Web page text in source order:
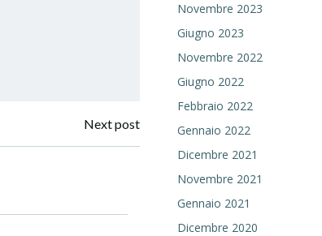
Next post
Novembre 2023
Giugno 2023
Novembre 2022
Giugno 2022
Febbraio 2022
Gennaio 2022
Dicembre 2021
Novembre 2021
Gennaio 2021
Dicembre 2020